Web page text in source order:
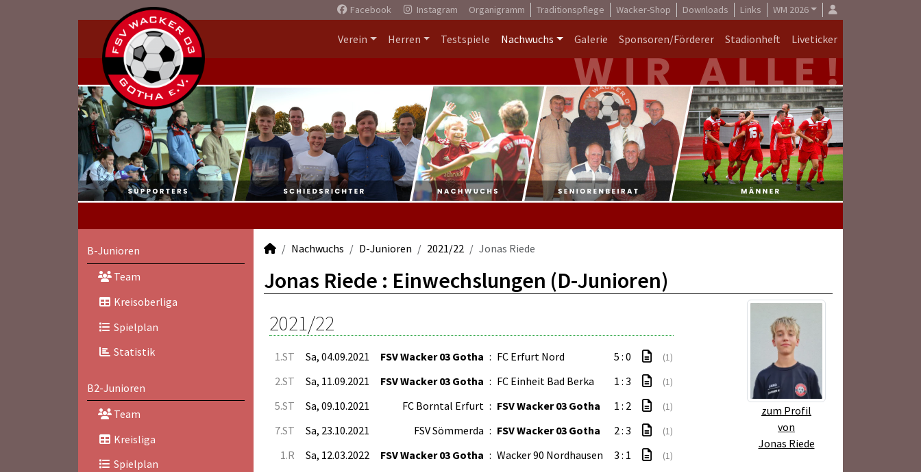
Facebook Instagram Organigramm Traditionspflege Wacker-Shop Downloads Links WM 2026
Verein Herren Testspiele Nachwuchs Galerie Sponsoren/Förderer Stadionheft Liveticker
B-Junioren
Team
Kreisoberliga
Spielplan
Statistik
B2-Junioren
Team
Kreisliga
Spielplan
Nachwuchs D-Junioren 2021/22 Jonas Riede
Jonas Riede : Einwechslungen (D-Junioren)
zum Profil
von
Jonas Riede
2021/22
1.ST Sa, 04.09.2021 FSV Wacker 03 Gotha : FC Erfurt Nord 5 : 0 (1)
2.ST Sa, 11.09.2021 FSV Wacker 03 Gotha : FC Einheit Bad Berka 1 : 3 (1)
5.ST Sa, 09.10.2021 FC Borntal Erfurt : FSV Wacker 03 Gotha 1 : 2 (1)
7.ST Sa, 23.10.2021 FSV Sömmerda : FSV Wacker 03 Gotha 2 : 3 (1)
1.R Sa, 12.03.2022 FSV Wacker 03 Gotha : Wacker 90 Nordhausen 3 : 1 (1)